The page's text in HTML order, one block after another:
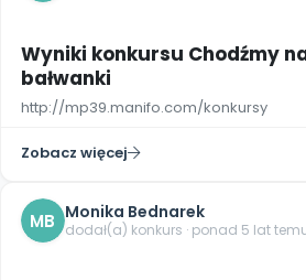
Wyniki konkursu Chodźmy
bałwanki
http://mp39.manifo.com/konkursy
Zobacz więcej
MB Monika Bednarek
dodał(a) konkurs · ponad 5 lat